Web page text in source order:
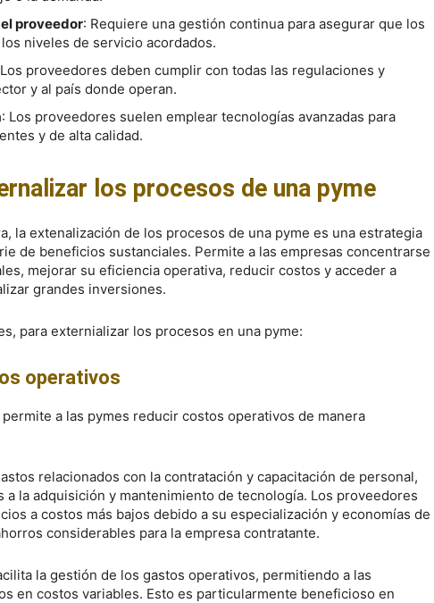
proveedor: Requiere una gestión continua para asegurar que los
niveles de servicio acordados.
proveedores deben cumplir con todas las regulaciones y
y al país donde operan.
: Los proveedores suelen emplear tecnologías avanzadas para
y de alta calidad.
los procesos de una pyme
la extenalización de los procesos de una pyme es una estrategia
de beneficios sustanciales. Permite a las empresas concentrarse
mejorar su eficiencia operativa, reducir costos y acceder a
grandes inversiones.
para externializar los procesos en una pyme:
operativos
a las pymes reducir costos operativos de manera
relacionados con la contratación y capacitación de personal,
a la adquisición y mantenimiento de tecnología. Los proveedores
a costos más bajos debido a su especialización y economías de
considerables para la empresa contratante.
la gestión de los gastos operativos, permitiendo a las
en costos variables. Esto es particularmente beneficioso en